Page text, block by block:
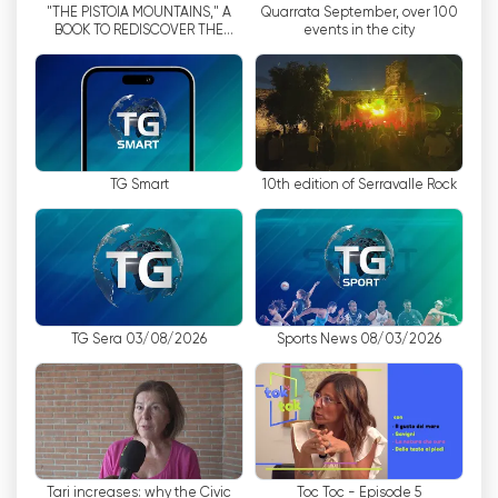
televíziós tartalmak élvezete egyre inkább
közvetítés és az ingyenes online tévénézés
fontosságát. A modern weboldal és
mobilalkalmazás segítségével a nézők bárhol
és bármikor hozzáférhetnek a TVL műsoraihoz,
így biztosítva a rugalmas és kényelmes
A TVL azonban nem csak a szórakoztató és
információs műsorok sugárzására korlátozódik.
Egy másik szempont, ami megkülönbözteti ezt
a műsorszolgáltatót, az az, hogy a különböző
aktívan részt vesz a fogyatékossággal
kapcsolatos kérdések tudatosításában, és
külön teret biztosít interjúknak, riportoknak és
dokumentumfilmeknek, amelyek a fogyatékkal
élők sikertörténeteire és kihívásaira világítanak
"THE PISTOIA MOUNTAINS," A
BOOK TO REDISCOVER THE
Quarrata September, over 100
events in the city
TG Smart 10th edition of Serravalle Rock
TG Sera 03/08/2026 Sports News 08/03/2026
Tari increases: why the Civic Toc Toc - Episode 5